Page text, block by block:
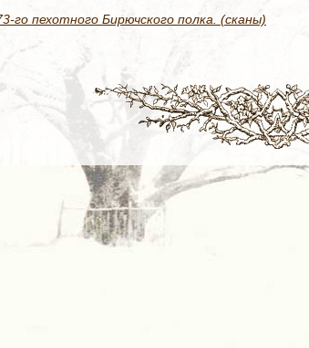
го пехотного Бирючского полка. (сканы)